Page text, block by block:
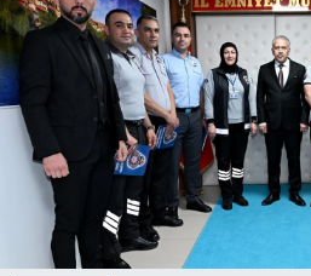
Eğitim
Kültür
3.Sayfa
Bilim-Tek